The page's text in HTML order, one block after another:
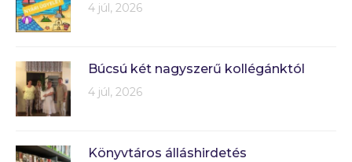
4 júl, 2026
Búcsú két nagyszerű kollégánktól
4 júl, 2026
Könyvtáros álláshirdetés